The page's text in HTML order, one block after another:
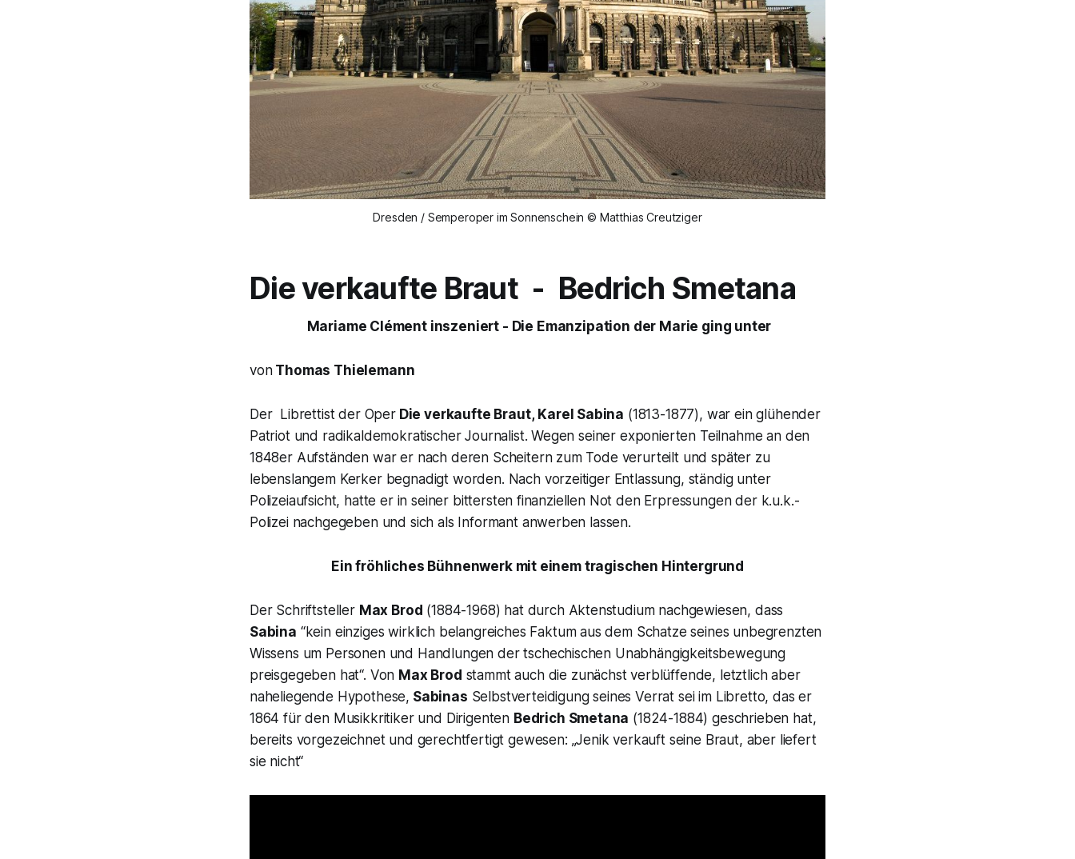
Dresden / Semperoper im Sonnenschein © Matthias Creutziger
Die verkaufte Braut- Bedrich Smetana
Mariame Clément inszeniert - Die Emanzipation der Marie ging unter
vonThomas Thielemann
Der Librettist der OperDie verkaufte Braut,Karel Sabina (1813-1877), war ein glühender
Patriot und radikaldemokratischer Journalist. Wegen seiner exponierten Teilnahme an den
1848er Aufständen war er nach deren Scheitern zum Tode verurteilt und später zu
lebenslangem Kerker begnadigt worden. Nach vorzeitiger Entlassung, ständig unter
Polizeiaufsicht, hatte er in seiner bittersten finanziellen Not den Erpressungen der k.u.k.-
Polizei nachgegeben und sich als Informant anwerben lassen.
Ein fröhliches Bühnenwerk mit einem tragischen Hintergrund
Der Schriftsteller Max Brod (1884-1968) hat durch Aktenstudium nachgewiesen, dass
Sabina “kein einziges wirklich belangreiches Faktum aus dem Schatze seines unbegrenzten
Wissens um Personen und Handlungen der tschechischen Unabhängigkeitsbewegung
preisgegeben hat“. Von Max Brod stammt auch die zunächst verblüffende, letztlich aber
naheliegende Hypothese, Sabinas Selbstverteidigung seines Verrat sei im Libretto, das er
1864 für den Musikkritiker und Dirigenten Bedrich Smetana (1824-1884) geschrieben hat,
bereits vorgezeichnet und gerechtfertigt gewesen: „Jenik verkauft seine Braut, aber liefert
sie nicht“